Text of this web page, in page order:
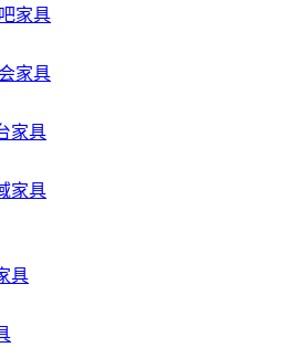
家具
家具
家具
家具
具